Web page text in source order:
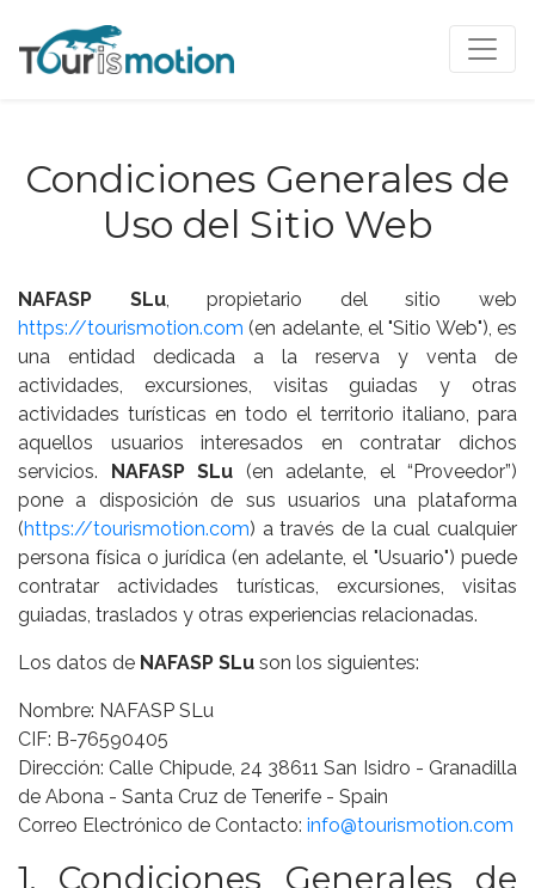
Condiciones Generales de
Uso del Sitio Web
NAFASP SLu, propietario del sitio web
https://tourismotion.com (en adelante, el "Sitio Web"), es
una entidad dedicada a la reserva y venta de
actividades, excursiones, visitas guiadas y otras
actividades turísticas en todo el territorio italiano, para
aquellos usuarios interesados en contratar dichos
servicios. NAFASP SLu (en adelante, el “Proveedor”)
pone a disposición de sus usuarios una plataforma
(https://tourismotion.com) a través de la cual cualquier
persona física o jurídica (en adelante, el "Usuario") puede
contratar actividades turísticas, excursiones, visitas
guiadas, traslados y otras experiencias relacionadas.
Los datos de NAFASP SLu son los siguientes:
Nombre: NAFASP SLu
CIF: B-76590405
Dirección: Calle Chipude, 24 38611 San Isidro - Granadilla
de Abona - Santa Cruz de Tenerife - Spain
Correo Electrónico de Contacto: info@tourismotion.com
1. Condiciones Generales de